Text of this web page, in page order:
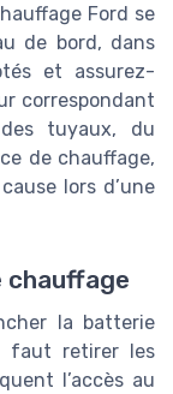
Ford se
de bord, dans
et assurez-
correspondant
tuyaux, du
de chauffage,
lors d’une
chauffage
la batterie
faut retirer les
l’accès au